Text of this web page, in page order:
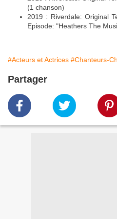
(1 chanson)
2019 : Riverdale: Original
Episode: "Heathers The
#Acteurs et Actrices #Chanteurs-
Partager